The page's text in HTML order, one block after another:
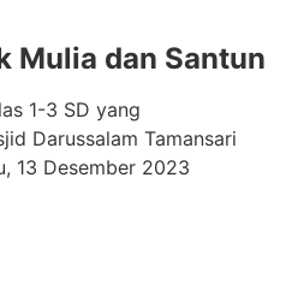
Mulia dan Santun
1-3 SD yang
Darussalam Tamansari
13 Desember 2023